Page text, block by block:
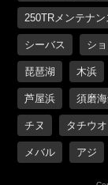
250TRメンテナン
シーバス シ
琵琶湖 木浜
芦屋浜 須磨
チヌ タチウオ
メバル アジ